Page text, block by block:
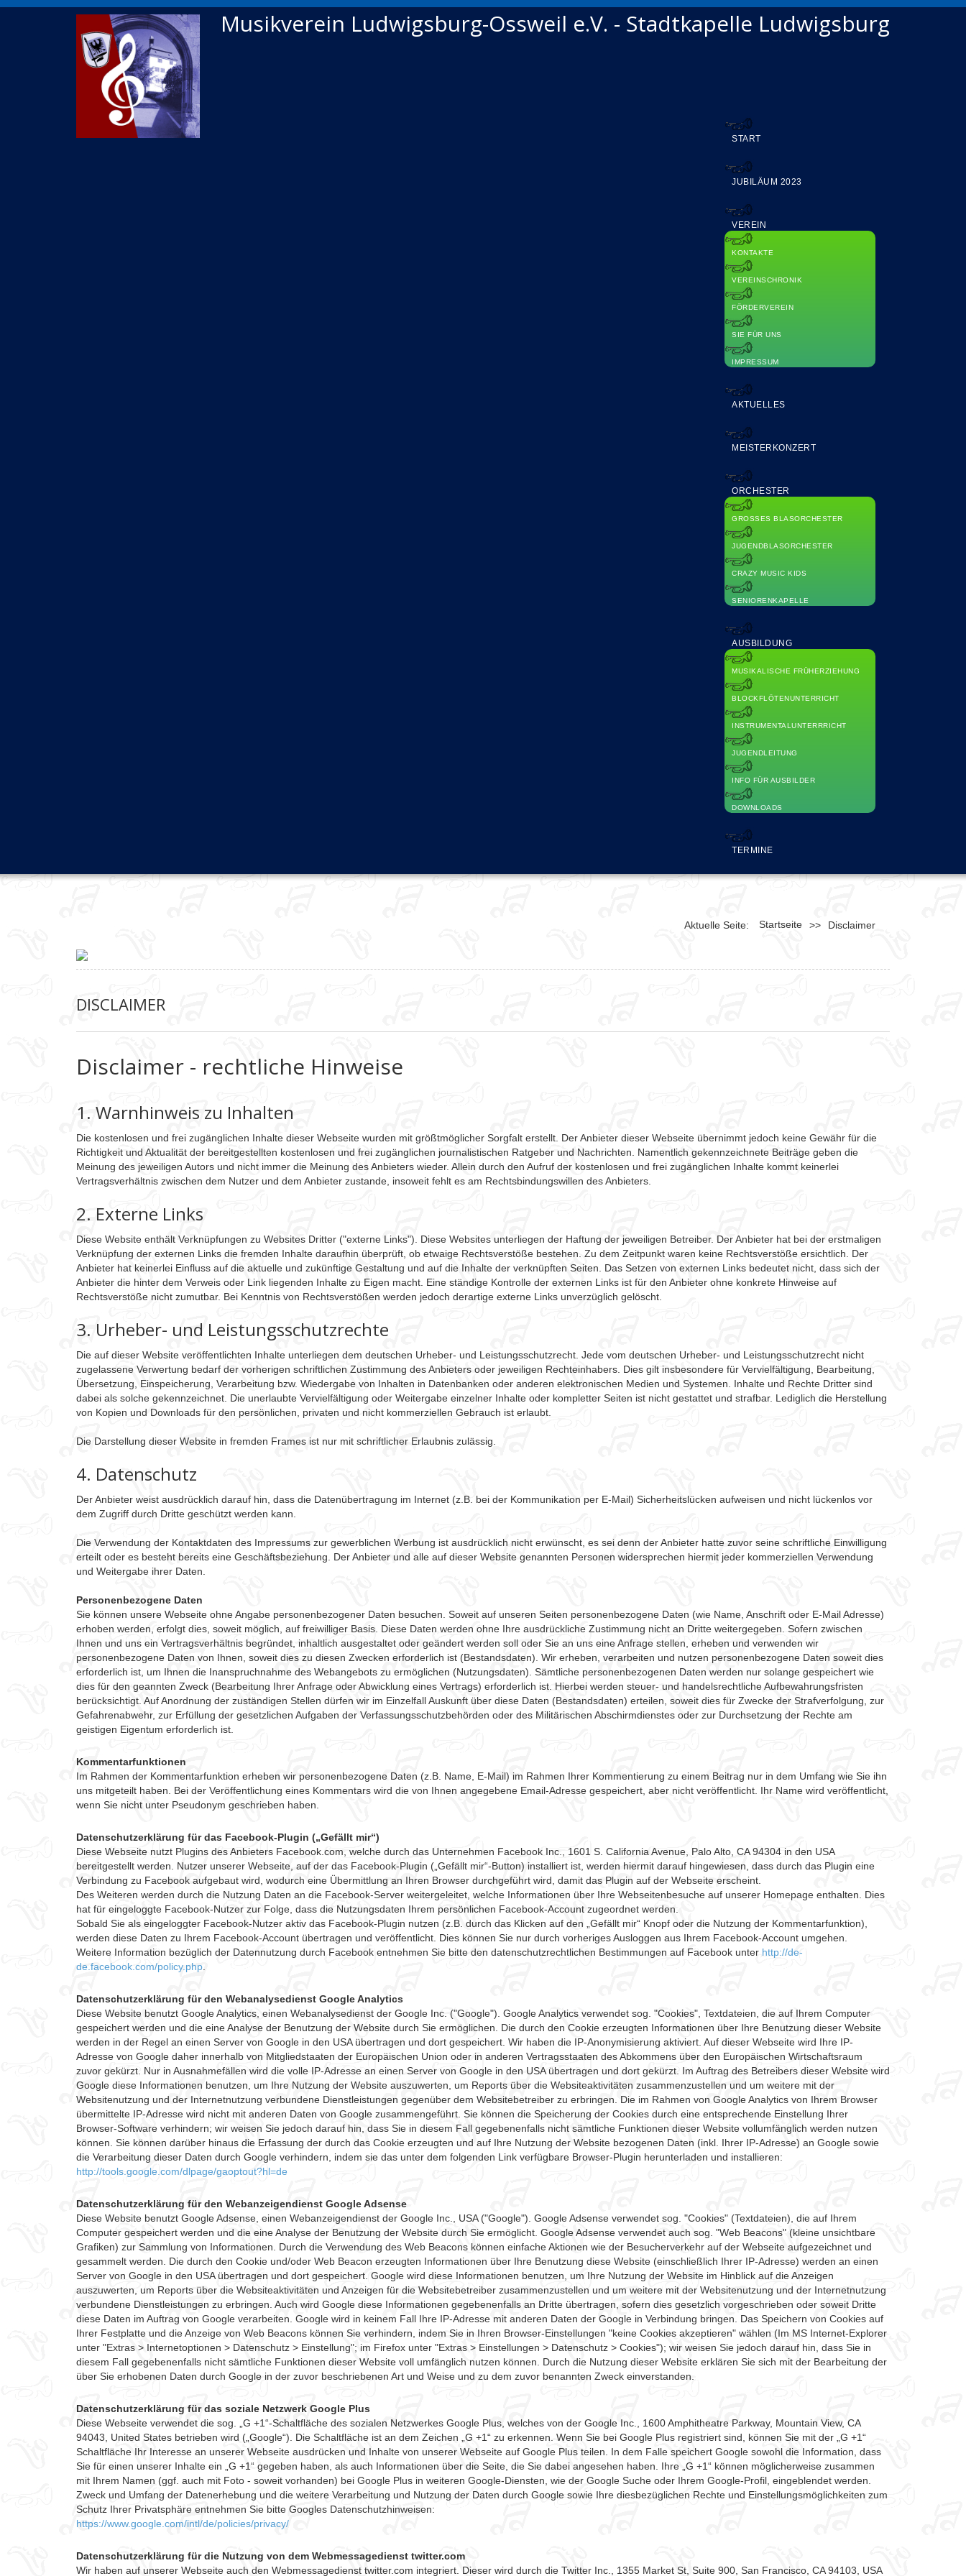
Musikverein Ludwigsburg-Ossweil e.V. - Stadtkapelle Ludwigsburg
START
JUBILÄUM 2023
VEREIN
KONTAKTE
VEREINSCHRONIK
FÖRDERVEREIN
SIE FÜR UNS
IMPRESSUM
AKTUELLES
MEISTERKONZERT
ORCHESTER
GROSSES BLASORCHESTER
JUGENDBLASORCHESTER
CRAZY MUSIC KIDS
SENIORENKAPELLE
AUSBILDUNG
MUSIKALISCHE FRÜHERZIEHUNG
BLOCKFLÖTENUNTERRICHT
INSTRUMENTALUNTERRRICHT
JUGENDLEITUNG
INFO FÜR AUSBILDER
DOWNLOADS
TERMINE
Aktuelle Seite: Startseite >> Disclaimer
DISCLAIMER
Disclaimer - rechtliche Hinweise
1. Warnhinweis zu Inhalten
Die kostenlosen und frei zugänglichen Inhalte dieser Webseite wurden mit größtmöglicher Sorgfalt erstellt. Der Anbieter dieser Webseite übernimmt jedoch keine Gewähr für die
Richtigkeit und Aktualität der bereitgestellten kostenlosen und frei zugänglichen journalistischen Ratgeber und Nachrichten. Namentlich gekennzeichnete Beiträge geben die
Meinung des jeweiligen Autors und nicht immer die Meinung des Anbieters wieder. Allein durch den Aufruf der kostenlosen und frei zugänglichen Inhalte kommt keinerlei
Vertragsverhältnis zwischen dem Nutzer und dem Anbieter zustande, insoweit fehlt es am Rechtsbindungswillen des Anbieters.
2. Externe Links
Diese Website enthält Verknüpfungen zu Websites Dritter ("externe Links"). Diese Websites unterliegen der Haftung der jeweiligen Betreiber. Der Anbieter hat bei der erstmaligen
Verknüpfung der externen Links die fremden Inhalte daraufhin überprüft, ob etwaige Rechtsverstöße bestehen. Zu dem Zeitpunkt waren keine Rechtsverstöße ersichtlich. Der
Anbieter hat keinerlei Einfluss auf die aktuelle und zukünftige Gestaltung und auf die Inhalte der verknüpften Seiten. Das Setzen von externen Links bedeutet nicht, dass sich der
Anbieter die hinter dem Verweis oder Link liegenden Inhalte zu Eigen macht. Eine ständige Kontrolle der externen Links ist für den Anbieter ohne konkrete Hinweise auf
Rechtsverstöße nicht zumutbar. Bei Kenntnis von Rechtsverstößen werden jedoch derartige externe Links unverzüglich gelöscht.
3. Urheber- und Leistungsschutzrechte
Die auf dieser Website veröffentlichten Inhalte unterliegen dem deutschen Urheber- und Leistungsschutzrecht. Jede vom deutschen Urheber- und Leistungsschutzrecht nicht
zugelassene Verwertung bedarf der vorherigen schriftlichen Zustimmung des Anbieters oder jeweiligen Rechteinhabers. Dies gilt insbesondere für Vervielfältigung, Bearbeitung,
Übersetzung, Einspeicherung, Verarbeitung bzw. Wiedergabe von Inhalten in Datenbanken oder anderen elektronischen Medien und Systemen. Inhalte und Rechte Dritter sind
dabei als solche gekennzeichnet. Die unerlaubte Vervielfältigung oder Weitergabe einzelner Inhalte oder kompletter Seiten ist nicht gestattet und strafbar. Lediglich die Herstellung
von Kopien und Downloads für den persönlichen, privaten und nicht kommerziellen Gebrauch ist erlaubt.
Die Darstellung dieser Website in fremden Frames ist nur mit schriftlicher Erlaubnis zulässig.
4. Datenschutz
Der Anbieter weist ausdrücklich darauf hin, dass die Datenübertragung im Internet (z.B. bei der Kommunikation per E-Mail) Sicherheitslücken aufweisen und nicht lückenlos vor
dem Zugriff durch Dritte geschützt werden kann.
Die Verwendung der Kontaktdaten des Impressums zur gewerblichen Werbung ist ausdrücklich nicht erwünscht, es sei denn der Anbieter hatte zuvor seine schriftliche Einwilligung
erteilt oder es besteht bereits eine Geschäftsbeziehung. Der Anbieter und alle auf dieser Website genannten Personen widersprechen hiermit jeder kommerziellen Verwendung
und Weitergabe ihrer Daten.
Personenbezogene Daten
Sie können unsere Webseite ohne Angabe personenbezogener Daten besuchen. Soweit auf unseren Seiten personenbezogene Daten (wie Name, Anschrift oder E-Mail Adresse)
erhoben werden, erfolgt dies, soweit möglich, auf freiwilliger Basis. Diese Daten werden ohne Ihre ausdrückliche Zustimmung nicht an Dritte weitergegeben. Sofern zwischen
Ihnen und uns ein Vertragsverhältnis begründet, inhaltlich ausgestaltet oder geändert werden soll oder Sie an uns eine Anfrage stellen, erheben und verwenden wir
personenbezogene Daten von Ihnen, soweit dies zu diesen Zwecken erforderlich ist (Bestandsdaten). Wir erheben, verarbeiten und nutzen personenbezogene Daten soweit dies
erforderlich ist, um Ihnen die Inanspruchnahme des Webangebots zu ermöglichen (Nutzungsdaten). Sämtliche personenbezogenen Daten werden nur solange gespeichert wie
dies für den geannten Zweck (Bearbeitung Ihrer Anfrage oder Abwicklung eines Vertrags) erforderlich ist. Hierbei werden steuer- und handelsrechtliche Aufbewahrungsfristen
berücksichtigt. Auf Anordnung der zuständigen Stellen dürfen wir im Einzelfall Auskunft über diese Daten (Bestandsdaten) erteilen, soweit dies für Zwecke der Strafverfolgung, zur
Gefahrenabwehr, zur Erfüllung der gesetzlichen Aufgaben der Verfassungsschutzbehörden oder des Militärischen Abschirmdienstes oder zur Durchsetzung der Rechte am
geistigen Eigentum erforderlich ist.
Kommentarfunktionen
Im Rahmen der Kommentarfunktion erheben wir personenbezogene Daten (z.B. Name, E-Mail) im Rahmen Ihrer Kommentierung zu einem Beitrag nur in dem Umfang wie Sie ihn
uns mitgeteilt haben. Bei der Veröffentlichung eines Kommentars wird die von Ihnen angegebene Email-Adresse gespeichert, aber nicht veröffentlicht. Ihr Name wird veröffentlicht,
wenn Sie nicht unter Pseudonym geschrieben haben.
Datenschutzerklärung für das Facebook-Plugin („Gefällt mir“)
Diese Webseite nutzt Plugins des Anbieters Facebook.com, welche durch das Unternehmen Facebook Inc., 1601 S. California Avenue, Palo Alto, CA 94304 in den USA
bereitgestellt werden. Nutzer unserer Webseite, auf der das Facebook-Plugin („Gefällt mir“-Button) installiert ist, werden hiermit darauf hingewiesen, dass durch das Plugin eine
Verbindung zu Facebook aufgebaut wird, wodurch eine Übermittlung an Ihren Browser durchgeführt wird, damit das Plugin auf der Webseite erscheint.
Des Weiteren werden durch die Nutzung Daten an die Facebook-Server weitergeleitet, welche Informationen über Ihre Webseitenbesuche auf unserer Homepage enthalten. Dies
hat für eingeloggte Facebook-Nutzer zur Folge, dass die Nutzungsdaten Ihrem persönlichen Facebook-Account zugeordnet werden.
Sobald Sie als eingeloggter Facebook-Nutzer aktiv das Facebook-Plugin nutzen (z.B. durch das Klicken auf den „Gefällt mir“ Knopf oder die Nutzung der Kommentarfunktion),
werden diese Daten zu Ihrem Facebook-Account übertragen und veröffentlicht. Dies können Sie nur durch vorheriges Ausloggen aus Ihrem Facebook-Account umgehen.
Weitere Information bezüglich der Datennutzung durch Facebook entnehmen Sie bitte den datenschutzrechtlichen Bestimmungen auf Facebook unter http://de-
de.facebook.com/policy.php
Datenschutzerklärung für den Webanalysedienst Google Analytics
Diese Website benutzt Google Analytics, einen Webanalysedienst der Google Inc. ("Google"). Google Analytics verwendet sog. "Cookies", Textdateien, die auf Ihrem Computer
gespeichert werden und die eine Analyse der Benutzung der Website durch Sie ermöglichen. Die durch den Cookie erzeugten Informationen über Ihre Benutzung dieser Website
werden in der Regel an einen Server von Google in den USA übertragen und dort gespeichert. Wir haben die IP-Anonymisierung aktiviert. Auf dieser Webseite wird Ihre IP-
Adresse von Google daher innerhalb von Mitgliedstaaten der Europäischen Union oder in anderen Vertragsstaaten des Abkommens über den Europäischen Wirtschaftsraum
zuvor gekürzt. Nur in Ausnahmefällen wird die volle IP-Adresse an einen Server von Google in den USA übertragen und dort gekürzt. Im Auftrag des Betreibers dieser Website wird
Google diese Informationen benutzen, um Ihre Nutzung der Website auszuwerten, um Reports über die Websiteaktivitäten zusammenzustellen und um weitere mit der
Websitenutzung und der Internetnutzung verbundene Dienstleistungen gegenüber dem Websitebetreiber zu erbringen. Die im Rahmen von Google Analytics von Ihrem Browser
übermittelte IP-Adresse wird nicht mit anderen Daten von Google zusammengeführt. Sie können die Speicherung der Cookies durch eine entsprechende Einstellung Ihrer
Browser-Software verhindern; wir weisen Sie jedoch darauf hin, dass Sie in diesem Fall gegebenenfalls nicht sämtliche Funktionen dieser Website vollumfänglich werden nutzen
können. Sie können darüber hinaus die Erfassung der durch das Cookie erzeugten und auf Ihre Nutzung der Website bezogenen Daten (inkl. Ihrer IP-Adresse) an Google sowie
die Verarbeitung dieser Daten durch Google verhindern, indem sie das unter dem folgenden Link verfügbare Browser-Plugin herunterladen und installieren:
http://tools.google.com/dlpage/gaoptout?hl=de
Datenschutzerklärung für den Webanzeigendienst Google Adsense
Diese Website benutzt Google Adsense, einen Webanzeigendienst der Google Inc., USA ("Google"). Google Adsense verwendet sog. "Cookies" (Textdateien), die auf Ihrem
Computer gespeichert werden und die eine Analyse der Benutzung der Website durch Sie ermöglicht. Google Adsense verwendet auch sog. "Web Beacons" (kleine unsichtbare
Grafiken) zur Sammlung von Informationen. Durch die Verwendung des Web Beacons können einfache Aktionen wie der Besucherverkehr auf der Webseite aufgezeichnet und
gesammelt werden. Die durch den Cookie und/oder Web Beacon erzeugten Informationen über Ihre Benutzung diese Website (einschließlich Ihrer IP-Adresse) werden an einen
Server von Google in den USA übertragen und dort gespeichert. Google wird diese Informationen benutzen, um Ihre Nutzung der Website im Hinblick auf die Anzeigen
auszuwerten, um Reports über die Websiteaktivitäten und Anzeigen für die Websitebetreiber zusammenzustellen und um weitere mit der Websitenutzung und der Internetnutzung
verbundene Dienstleistungen zu erbringen. Auch wird Google diese Informationen gegebenenfalls an Dritte übertragen, sofern dies gesetzlich vorgeschrieben oder soweit Dritte
diese Daten im Auftrag von Google verarbeiten. Google wird in keinem Fall Ihre IP-Adresse mit anderen Daten der Google in Verbindung bringen. Das Speichern von Cookies auf
Ihrer Festplatte und die Anzeige von Web Beacons können Sie verhindern, indem Sie in Ihren Browser-Einstellungen "keine Cookies akzeptieren" wählen (Im MS Internet-Explorer
unter "Extras > Internetoptionen > Datenschutz > Einstellung"; im Firefox unter "Extras > Einstellungen > Datenschutz > Cookies"); wir weisen Sie jedoch darauf hin, dass Sie in
diesem Fall gegebenenfalls nicht sämtliche Funktionen dieser Website voll umfänglich nutzen können. Durch die Nutzung dieser Website erklären Sie sich mit der Bearbeitung der
über Sie erhobenen Daten durch Google in der zuvor beschriebenen Art und Weise und zu dem zuvor benannten Zweck einverstanden.
Datenschutzerklärung für das soziale Netzwerk Google Plus
Diese Webseite verwendet die sog. „G +1“-Schaltfläche des sozialen Netzwerkes Google Plus, welches von der Google Inc., 1600 Amphitheatre Parkway, Mountain View, CA
94043, United States betrieben wird („Google“). Die Schaltfläche ist an dem Zeichen „G +1“ zu erkennen. Wenn Sie bei Google Plus registriert sind, können Sie mit der „G +1“
Schaltfläche Ihr Interesse an unserer Webseite ausdrücken und Inhalte von unserer Webseite auf Google Plus teilen. In dem Falle speichert Google sowohl die Information, dass
Sie für einen unserer Inhalte ein „G +1“ gegeben haben, als auch Informationen über die Seite, die Sie dabei angesehen haben. Ihre „G +1“ können möglicherweise zusammen
mit Ihrem Namen (ggf. auch mit Foto - soweit vorhanden) bei Google Plus in weiteren Google-Diensten, wie der Google Suche oder Ihrem Google-Profil, eingeblendet werden.
Zweck und Umfang der Datenerhebung und die weitere Verarbeitung und Nutzung der Daten durch Google sowie Ihre diesbezüglichen Rechte und Einstellungsmöglichkeiten zum
Schutz Ihrer Privatsphäre entnehmen Sie bitte Googles Datenschutzhinweisen:
https://www.google.com/intl/de/policies/privacy/
Datenschutzerklärung für die Nutzung von dem Webmessagedienst twitter.com
Wir haben auf unserer Webseite auch den Webmessagedienst twitter.com integriert. Dieser wird durch die Twitter Inc., 1355 Market St, Suite 900, San Francisco, CA 94103, USA